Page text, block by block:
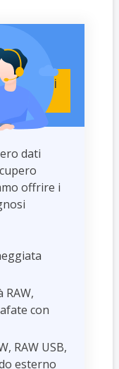
i nostri
dati
offrire i
con
RAW USB,
esterno